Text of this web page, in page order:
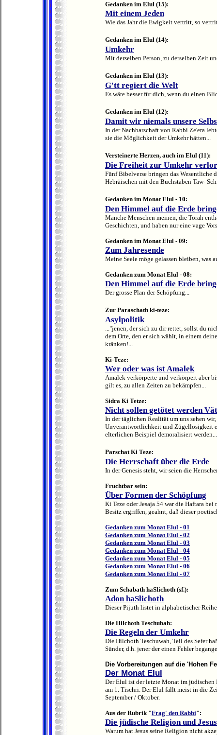
Gedanken im Elul (15):
Mit einem Jeden
Wie das Jahr die Ewigkeit vertritt, so
Gedanken im Elul (14):
Umkehr
Mit derselben Person, zu derselben Zeit
Gedanken im Elul (13):
G'tt regiert die Welt
Es wäre besser für dich, wenn du einen
Gedanken im Elul (12):
Damit wir niemals unsere
In der Nachbarschaft von Rabbi Ze'era
sie die Möglichkeit der Umkehr hätten...
Versteinerte Herzen, auch im Elul (11):
Die Freiheit zur Umkehr
Fünf Bibelverse bringen das Wesentliche
Hebräischen mit den Buchstaben Taw-
Gedanken im Monat Elul - 10:
Den Himmel auf die Erde
Manche Menschen meinen, die Torah
Geschichten, und haben nur eine vage
Gedanken im Monat Elul - 09:
Zum Jahresende
Meine Seele möge gelassen bleiben, was
Gedanken zum Monat Elul - 08:
Den Himmel auf die Erde
Der grosse Plan der Schöpfung...
Zur Paraschath ki-teze:
Asylpolitik
..."jenen, der sich zu dir rettet, sollst du
dem Orte, den er sich wählt, in einem
kränken!...
Ki-Teze:
Wer oder was ist Amalek
Amalek verkörperte und verkörpert aber
gilt es, zu allen Zeiten zu bekämpfen...
Sidra Ki Tetze:
Nicht sollen getötet werden
In der täglichen Realität um uns sehen
Unverantwortlichkeit und Zügellosigkeit
elterlichen Beispiel demoralisiert werden...
Parschat Ki Teze:
Die Herrschaft über die Erde
In der Genesis steht, wir seien die
Fruchtbar sein:
Über Formen der Schöpfung
Ki Teze oder Jesaja 54 war die Haftara
Besitz ergriffen, geahnt, daß dieser
Gedanken zum Monat Elul - 01
Gedanken zum Monat Elul - 02
Gedanken zum Monat Elul - 03
Gedanken zum Monat Elul - 04
Gedanken zum Monat Elul - 05
Gedanken zum Monat Elul - 06
Gedanken zum Monat Elul - 07
Zum Schabath haSlichoth (sf.):
Adon haSlichoth
Dieser Pijuth listet in alphabetischer
Die Hilchoth Teschubah:
Die Regeln der Umkehr
Die Hilchoth Teschuwah, Teil des Sefer
Sünder, d.h. jener der einen Fehler
Die Vorbereitungen auf die 'Hohen
Der Monat Elul
Der Elul ist der letzte Monat im jüdischen
am 1. Tischri. Der Elul fällt meist in die
September / Oktober.
Aus der Rubrik "Frag' den Rabbi":
Die jüdische Religion und Jesus
Warum hat Jesus seine Religion nicht